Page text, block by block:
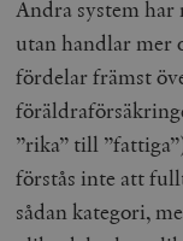
Andra system
utan handlar mer
fördelar främst
”rika” till
förstås inte att
sådan kategori,